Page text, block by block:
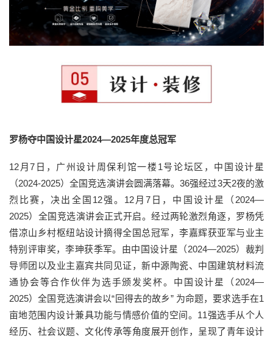
罗杨夺中国设计星2024—2025年度总冠军
12月7日，广州设计周保利馆一楼1号论坛区，中国设计星
（2024-2025）全国竞选演讲会圆满落幕。36强经过3天2夜的激
烈比赛，决出全国12强。12月7日，中国设计星（2024—
2025）全国竞选演讲会正式开启。经过两轮激烈角逐，罗杨凭
借凉山乡村枢纽站设计摘得全国总冠军，李嘉辉获亚军与业主
特别评审奖，李珅获季军。由中国设计星（2024—2025）裁判
导师团以及业主嘉宾共同见证，新中源陶瓷、中国建筑材料流
通协会等合作伙伴为选手颁发奖杯。中国设计星（2024—
2025）全国竞选演讲会以“回得去的故乡” 为命题，要求选手在1
亩地范围内设计兼具功能与情感价值的空间。11强选手从个人
经历、社会议题、文化传承等角度展开创作，呈现了青年设计